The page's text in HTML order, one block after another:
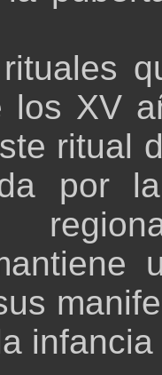
los XV
ritual
por